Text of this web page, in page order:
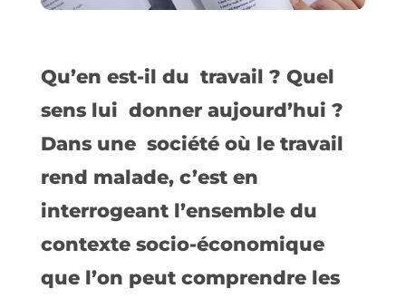
Qu’en est-il du travail ? Quel
sens lui donner aujourd’hui ?
Dans une société où le travail
rend malade, c’est en
interrogeant l’ensemble du
contexte socio-économique
que l’on peut comprendre les